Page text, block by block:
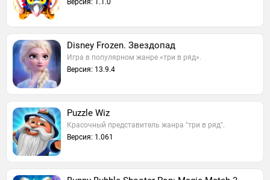
Версия: 1.1.0
Disney Frozen. Звездопад
Игра в популярном жанре «три в ряд».
Версия: 13.9.4
Puzzle Wiz
Красочный представитель жанра "три в ряд".
Версия: 1.061